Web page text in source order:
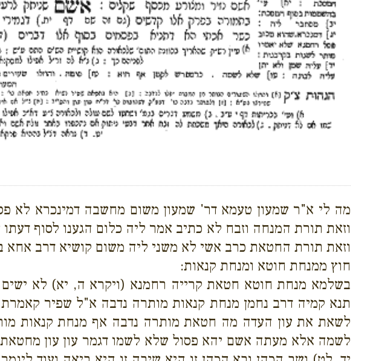
מה לי א"ר שמעון טעמא דר' שמעון משום מחשבה דמינכרא לא
וזאת תורת המנחה וזבח לא כתיב אמר ליה כלום הגענו לסוף
וזאת תורת החטאת כרב אשי לא משני ליה משום קושיא דרב אחא
חוץ ממנחת חוטא ומנחת קנאות:
בשלמא מנחת חוטא חטאת קרייה רחמנא (ויקרא ה, יא) לא ישים
תנא קמיה דרב נחמן מנחת קנאות מותרה נדבה א"ל שפיר
לשאת את עון העדה מה חטאת מותרה נדבה אף מנחת קנאות
לשמה אלא מעתה אשם יהא פסול שלא לשמו דגמר עון עון מחטאת